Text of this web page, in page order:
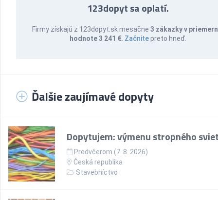
123dopyt sa oplatí.
Firmy získajú z 123dopyt.sk mesačne3 zákazky v
hodnote 3 241 € Začnitepreto hneď.
Ďalšie zaujímavé dopyty
Dopytujem: výmenu stropného
Predvčerom (7. 8. 2026)
Česká republika
Stavebníctvo